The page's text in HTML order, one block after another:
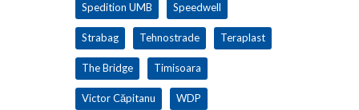
Spedition UMB Speedwell
Strabag Tehnostrade Teraplast
The Bridge Timisoara
Victor Căpitanu WDP